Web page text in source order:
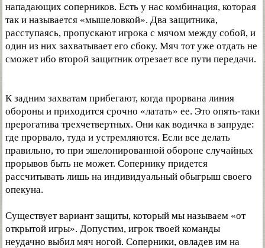
нападающих соперников. Есть у нас комбинация, которая
так и называется «мышеловкой». Два защитника,
расступаясь, пропускают игрока с мячом между собой, и
один из них захватывает его сбоку. Мяч тот уже отдать не
сможет ибо второй защитник отрезает все пути передачи.
К задним захватам прибегают, когда прорвана линия
обороны и приходится срочно «латать» ее. Это опять-таки
прерогатива трехчетвертных. Они как водичка в запруде:
где прорвало, туда и устремляются. Если все делать
правильно, то при эшелонированной обороне случайных
прорывов быть не может. Сопернику придется
рассчитывать лишь на индивидуальный обыгрыш своего
опекуна.
Существует вариант защиты, который мы называем «от
открытой игры». Допустим, игрок твоей команды
неудачно выбил мяч ногой. Соперники, овладев им на